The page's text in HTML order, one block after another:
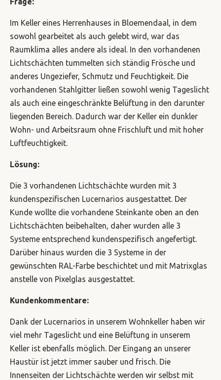
Im Keller eines Herrenhauses in Bloemendaal, in dem
sowohl gearbeitet als auch gelebt wird, war das
Raumklima alles andere als ideal. In den vorhandenen
Lichtschächten tummelten sich ständig Frösche und
anderes Ungeziefer, Schmutz und Feuchtigkeit. Die
vorhandenen Stahlgitter ließen sowohl wenig Tageslicht
als auch eine eingeschränkte Belüftung in den darunter
liegenden Bereich. Dadurch war der Keller ein dunkler
Wohn- und Arbeitsraum ohne Frischluft und mit hoher
Luftfeuchtigkeit.
Lösung:
Die 3 vorhandenen Lichtschächte wurden mit 3
kundenspezifischen Lucernarios ausgestattet. Der
Kunde wollte die vorhandene Steinkante oben an den
Lichtschächten beibehalten, daher wurden alle 3
Systeme entsprechend kundenspezifisch angefertigt.
Darüber hinaus wurden die 3 Systeme in der
gewünschten RAL-Farbe beschichtet und mit Matrixglas
anstelle von Pixelglas ausgestattet.
Kundenkommentare:
Dank der Lucernarios in unserem Wohnkeller haben wir
viel mehr Tageslicht und eine Belüftung in unserem
Keller ist ebenfalls möglich. Der Eingang an unserer
Haustür ist jetzt immer sauber und frisch. Die
Innenseiten der Lichtschächte werden wir selbst mit